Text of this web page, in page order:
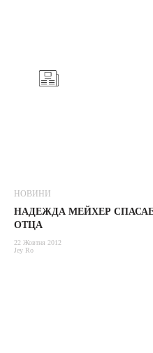
НОВИНИ
НАДЕЖДА МЕЙХЕР
ОТЦА
22 Жовтня 2012
Jey Ro